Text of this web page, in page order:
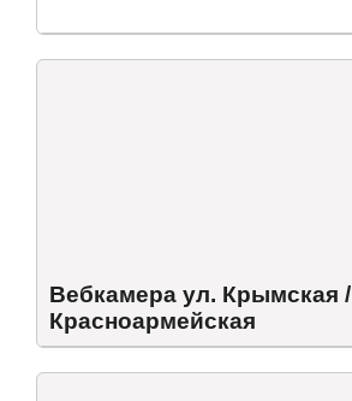
Вебкамера ул. Крымская /
Красноармейская